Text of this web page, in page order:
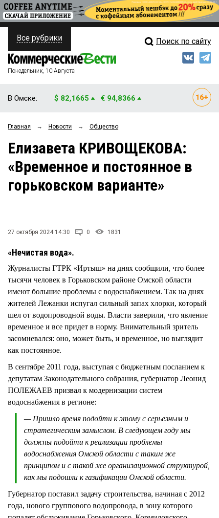
ПОЛИТИКА
ФИНАНСЫ
ОБЩЕСТВО
ЗАКОН
НОВОСТИ КОМПАНИЙ
Свежий выпуск
Рейтинги
Блоги
Архив
Все рубрики Поиск по сайту
Понедельник, 10 Августа
В Омске: $ 82,1665 € 94,8366
Главная → Новости → Общество
Елизавета КРИВОЩЕКОВА:
«Временное и постоянное в
горьковском варианте»
27 октября 2024 14:30 0 1831
«Нечистая вода».
Журналисты ГТРК «Иртыш» на днях сообщили, что более
тысячи человек в Горьковском районе Омской области
имеют большие проблемы с водоснабжением. Так на днях
жителей Лежанки испугал сильный запах хлорки, который
шел от водопроводной воды. Власти заверили, что явление
временное и все придет в норму. Внимательный зритель
засомневался: оно, может быть, и временное, но выглядит
как постоянное.
В сентябре 2011 года, выступая с бюджетным посланием к
депутатам Законодательного собрания, губернатор Леонид
ПОЛЕЖАЕВ призвал к модернизации систем
водоснабжения в регионе:
— Пришло время подойти к этому с серьезным и
стратегическим замыслом. В следующем году мы
должны подойти к реализации проблемы
водоснабжения Омской области с таким же
принципом и с такой же организационной структурой,
как мы подошли к газификации Омской области.
Губернатор поставил задачу строительства, начиная с 2012
года, нового группового водопровода, в зону которого